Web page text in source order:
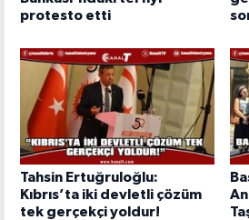
protesto etti
Tahsin Ertuğruloğlu:
Kıbrıs’ta iki devletli çözüm
tek gerçekçi yoldur!